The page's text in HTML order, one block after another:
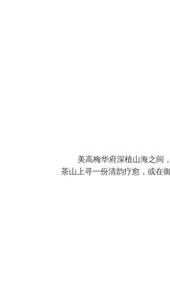
美高梅华府深植山海之间
茶山上寻一份清韵疗愈，或在